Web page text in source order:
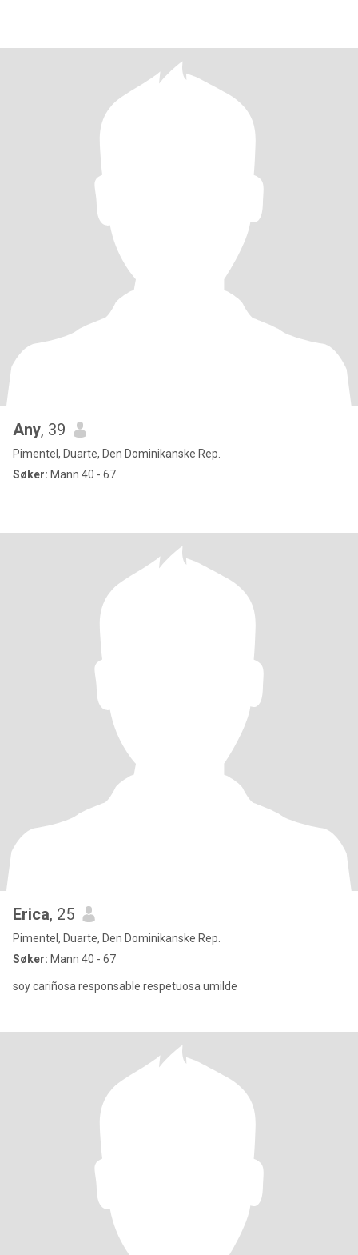
Any, 39
Pimentel, Duarte, Den Dominikanske Rep.
Søker: Mann 40 - 67
Erica, 25
Pimentel, Duarte, Den Dominikanske Rep.
Søker: Mann 40 - 67
soy cariñosa responsable respetuosa umilde